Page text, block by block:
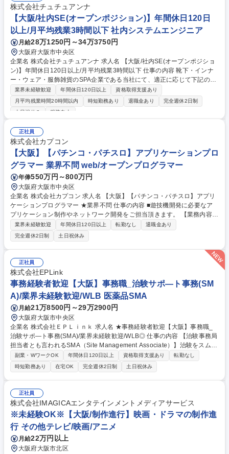
株式会社チュチュアンナ
【大阪/社内SE(オープンポジション)】年間休日120日
以上/月平均残業3時間以下 社内システムエンジニア
月給28万1250円～34万3750円
大阪府大阪市中央区
企業名 株式会社チュチュアンナ 求人名 【大阪/社内SE(オープンポジショ
ン)】年間休日120日以上/月平均残業3時間以下 仕事の内容 靴下・インナ
ー・ウェア・服飾雑貨のSPA企業である当社にて、適正に応じて下記の社
内SE業務をお任せいたします。 ＜＜具体的には＞＞ ■社内システム開発
例：社内管理会計システム・内製開発システム・BIツール(ドクターサム・
モーションボード)・エクセル ■要件定義 ■システム導入 募集職種 【大阪/
業界未経験歓迎 年間休日120日以上
資格取得支援あり
月平均残業時間20時間以内
時短勤務あり 退職金あり
完全週休2日制
土日祝休み
服装自由
正社員
株式会社カプコン
【大阪】【パチンコ・パチスロ】アプリケーションプロ
グラマー 業界不問 web/オープンプログラマー
年俸550万円～800万円
大阪府大阪市中央区
企業名 株式会社カプコン 求人名 【大阪】【パチンコ・パチスロ】アプリ
ケーションプログラマー ★業界不問 仕事の内容 ■遊技機開発に必要なア
プリケーション制作やネットワーク開発をご担当頂きます。 【業務内容詳
細】 ・Windowsアプリケーション開発：パチスロ機開発支援アプリケー
ションの提案、設計、開発、管理 ・ネットワーク開発：部内向けWEBア
プリケーションなどの設計、開発、管理（CI/CD含む） ・その他開発、運
用サポート：アプリケーション導入サポート、プロジェクト開発サポー
ト、問題課題に対する対応・解決支援 募集職種 【大阪】【パチンコ・パ
チスロ】アプリケーションプログラマー ★業界不問
業界未経験歓迎 年間休日120日以上 転勤なし
退職金あり
完全週休2日制
土日祝休み
正社員
株式会社EPLink
事務経験者歓迎【大阪】事務職_治験サポ―ト事務(SM
A)/業界未経験歓迎/WLB 医薬品SMA
月給21万8500円～29万2900円
大阪府大阪市中央区
企業名 株式会社ＥＰＬｉｎｋ 求人名 ★事務経験者歓迎【大阪】事務職_
治験サポ―ト事務(SMA)/業界未経験歓迎/WLB◎ 仕事の内容 【治験事務局
担当者とも言われるSMA（Site Management Associate）】治験をスムー
ズに行えるように、治験に必要な書類の作成や管理、各種委員会などの運
営サポートをすることです。 【業務詳細】 ■治験事務局支援作業 ■医療機
関との折衝 ■IRB（治験審査委員会）の運営、支援業務 ■書類作成、ファ
イリング ※レベルは不問ですが、業務上Word、Excelは必須です。 募集
職種 ★事務経験者歓迎【大阪】事務職_治験サポ―ト事務(SMA)/業界未経
験歓迎/WLB◎
副業・WワークOK 年間休日120日以上 資格取得支援あり
転勤なし
時短勤務あり
在宅OK 完全週休2日制 土日祝休み
正社員
株式会社IMAGICAエンタテインメントメディアサービス
※未経験OK※【大阪/制作進行】映画・ドラマの制作進
行 その他テレビ/映画/アニメ
月給22万円以上
大阪府大阪市北区